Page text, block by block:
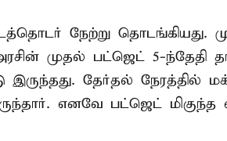
நேற்று தொடங்கியது.
முதல் பட்ஜெட் 5-ந்தேதி
இருந்தது. தேர்தல் நேரத்தில்
எனவே பட்ஜெட் மிகுந்த